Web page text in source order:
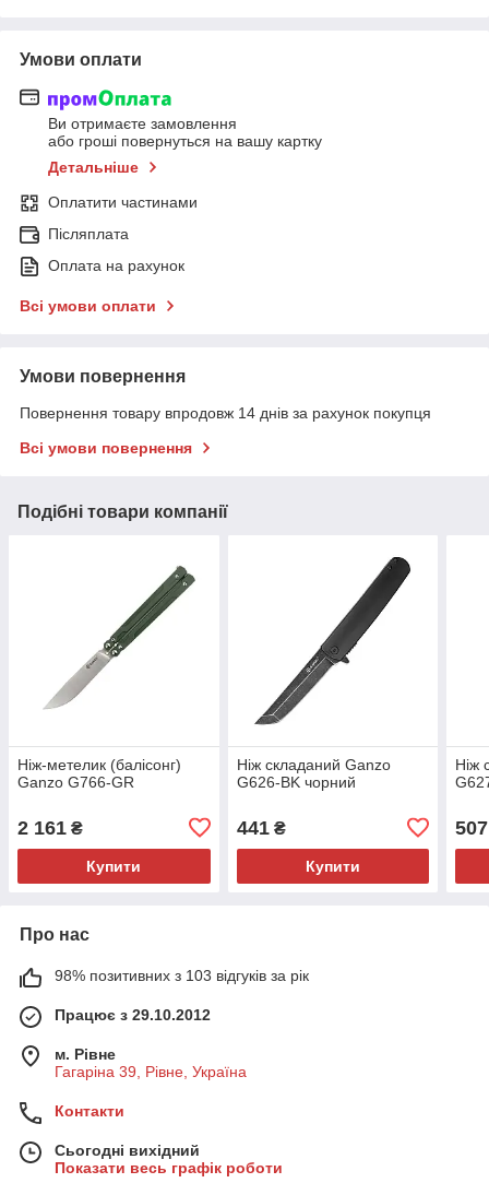
Умови оплати
Ви отримаєте замовлення
або гроші повернуться на вашу картку
Детальніше
Оплатити частинами
Післяплата
Оплата на рахунок
Всі умови оплати
Умови повернення
Повернення товару впродовж 14 днів за рахунок покупця
Всі умови повернення
Подібні товари компанії
Нiж-метелик (балiсонг)
Ganzo G766-GR
2 161 ₴
Купити
Ніж складаний Ganzo
G626-BK чорний
441₴
Купити
Ніж
507
Про нас
98% позитивних з 103 відгуків за рік
Працює з 29.10.2012
м. Рівне
Гагаріна 39, Рівне, Україна
Контакти
Сьогодні вихідний
Показати весь графік роботи